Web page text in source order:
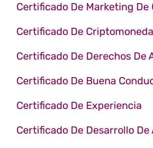
Certificado De Marketing De
Certificado De Criptomoneda
Certificado De Derechos De
Certificado De Buena
Certificado De Experiencia
Certificado De Desarrollo